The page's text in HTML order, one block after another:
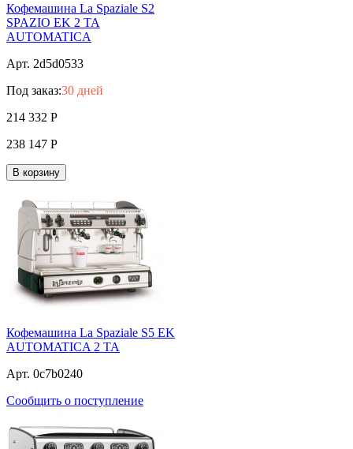
Кофемашина La Spaziale S2
SPAZIO ЕK 2 TA
AUTOMATICA
Арт. 2d5d0533
Под заказ:30 дней
214 332 Р
238 147 Р
В корзину
Кофемашина La Spaziale S5 EK
AUTOMATICA 2 TA
Арт. 0c7b0240
Сообщить о поступление